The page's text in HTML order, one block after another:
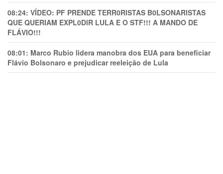
08:24: VÍDEO: PF PRENDE TERR0RlSTAS B0LSONARlSTAS
QUE QUERIAM EXPL0DlR LULA E O STF!!! A MANDO DE
FLÁVIO!!!
08:01: Marco Rubio lidera manobra dos EUA para beneficiar
Flávio Bolsonaro e prejudicar reeleição de Lula